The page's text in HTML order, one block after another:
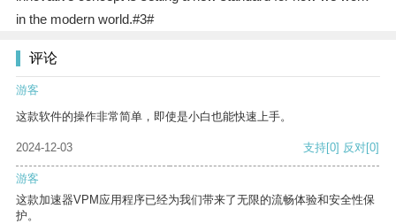
in the modern world.#3#
评论
游客
这款软件的操作非常简单，即使是小白也能快速上手。
2024-12-03 支持[0] 反对[0]
游客
这款加速器VPM应用程序已经为我们带来了无限的流畅体验和安全性保
护。